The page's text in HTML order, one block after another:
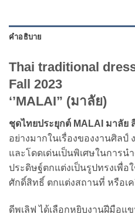
คำอธิบาย
Thai traditional
Fall 2023
‘’MALAI” (มาลัย)
ชุดไทยประยุกต์ MALAI มาลัย
อย่างมากในเรื่องของงานศิล
และโดดเด่นเป็นพิเศษในการน
ประดิษฐ์ตกแต่งเป็นรูปทรงเพื่อ
ศักดิ์สิทธิ์ ตกแต่งสถานที่ หรือเ
ดีพเลิฟ ได้เลือกหยิบงานฝีมือแ